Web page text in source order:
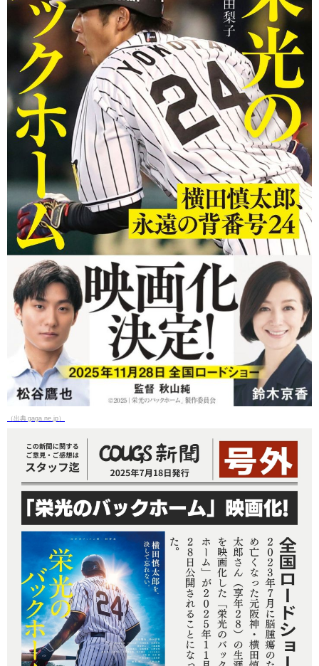
（出典 gaga.ne.jp）